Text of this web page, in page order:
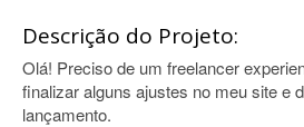
Descrição do Projeto:
Olá! Preciso de um freelancer
finalizar alguns ajustes no meu site e
lançamento.